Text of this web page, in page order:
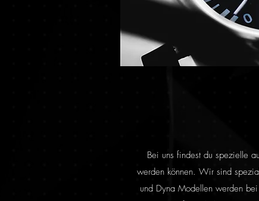
Bei uns findest du spezielle
werden können. Wir sind
und Dyna Modellen werden